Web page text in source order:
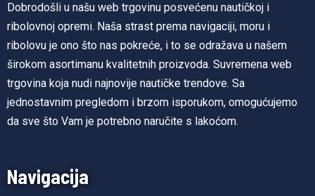
Dobrodošli u našu web trgovinu posvećenu nautičkoj i
ribolovnoj opremi. Naša strast prema navigaciji, moru i
ribolovu je ono što nas pokreće, i to se odražava u našem
širokom asortimanu kvalitetnih proizvoda. Suvremena web
trgovina koja nudi najnovije nautičke trendove. Sa
jednostavnim pregledom i brzom isporukom, omogućujemo
da sve što Vam je potrebno naručite s lakoćom.
Navigacija